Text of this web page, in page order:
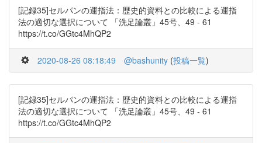
[記録35]セルパンの運指法：歴史的資料との比較による運指
法の適切な選択について 「洗足論叢」45号、49 - 61
https://t.co/GGtc4MhQP2
2020-08-26 08:18:49 @bashunity (投稿一覧)
[記録35]セルパンの運指法：歴史的資料との比較による運指
法の適切な選択について 「洗足論叢」45号、49 - 61
https://t.co/GGtc4MhQP2